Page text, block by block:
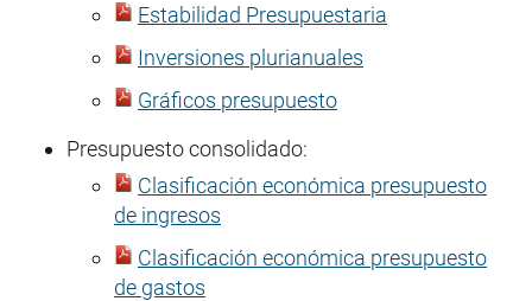
Estabilidad Presupuestaria
Inversiones plurianuales
Gráficos presupuesto
Presupuesto consolidado:
Clasificación económica presupuesto
de ingresos
Clasificación económica presupuesto
de gastos